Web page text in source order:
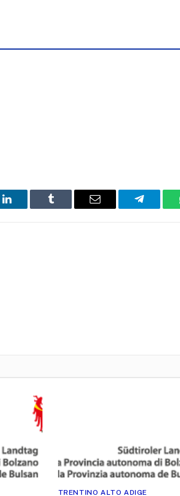
LinkedIn Tumblr Email Telegram
TRENTINO ALTO ADIGE